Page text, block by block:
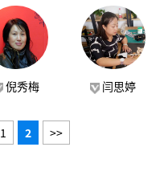
倪秀梅 闫思婷
1 2 >>